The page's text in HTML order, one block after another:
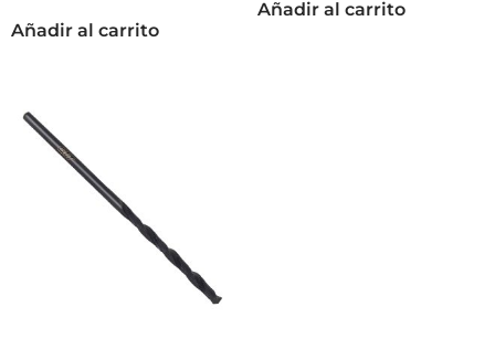
Añadir al carrito
Añadir al carrito